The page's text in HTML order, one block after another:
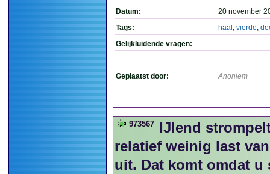
Datum:
20 november
Tags:
haal , vierde,
Gelijkluidende vragen:
Geplaatst door: Anoniem
973567 IJlend
relatief weinig last
uit. Dat komt omdat u